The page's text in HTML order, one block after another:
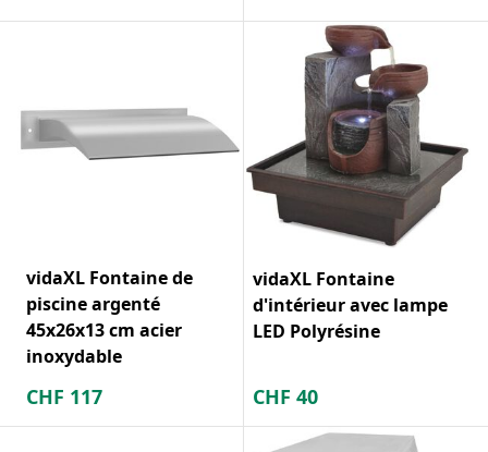
vidaXL Fontaine de
piscine argenté
45x26x13 cm acier
inoxydable
CHF 117
vidaXL Fontaine
d'intérieur avec lampe
LED Polyrésine
CHF 40